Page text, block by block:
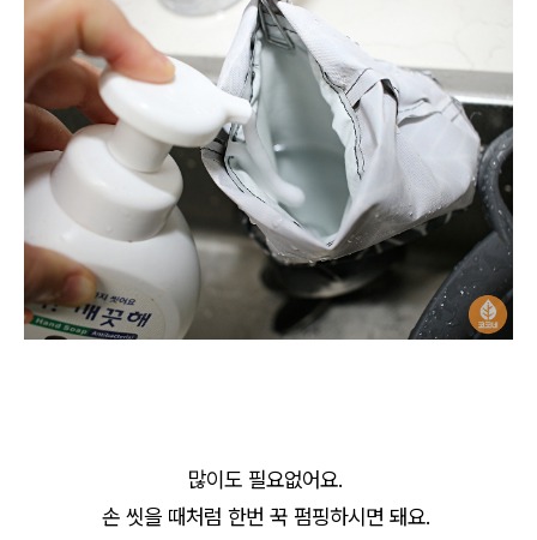
많이도 필요없어요.
손 씻을 때처럼 한번 꾹 펌핑하시면 돼요.